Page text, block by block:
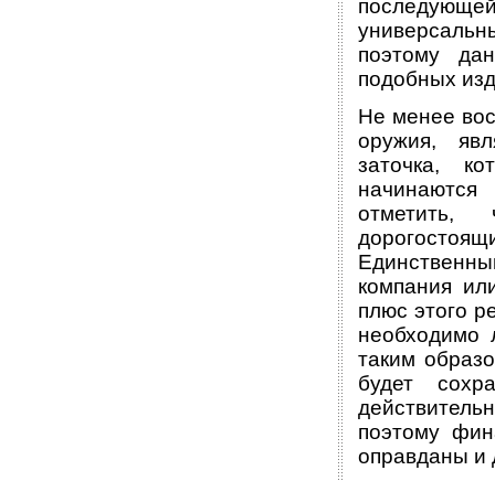
поэтому
подобных
Не менее
оружия,
заточка,
отметить,
компания
плюс этого
необходимо
таким
будет
поэтому
оправданы и